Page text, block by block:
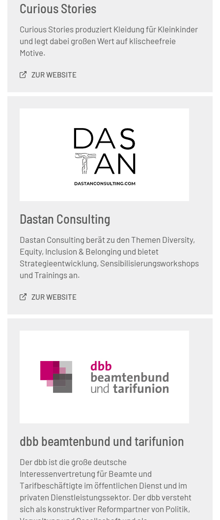
Curious Stories
Curious Stories produziert Kleidung für Kleinkinder
und legt dabei großen Wert auf klischeefreie
Motive.
ZUR WEBSITE
Dastan Consulting
Dastan Consulting berät zu den Themen Diversity,
Equity, Inclusion & Belonging und bietet
Strategieentwicklung, Sensibilisierungsworkshops
und Trainings an.
ZUR WEBSITE
dbb beamtenbund und tarifunion
Der dbb ist die große deutsche
Interessenvertretung für Beamte und
Tarifbeschäftigte im öffentlichen Dienst und im
privaten Dienstleistungssektor. Der dbb versteht
sich als konstruktiver Reformpartner von Politik,